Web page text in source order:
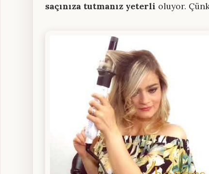
saçınıza tutmanız yeterli oluyor.